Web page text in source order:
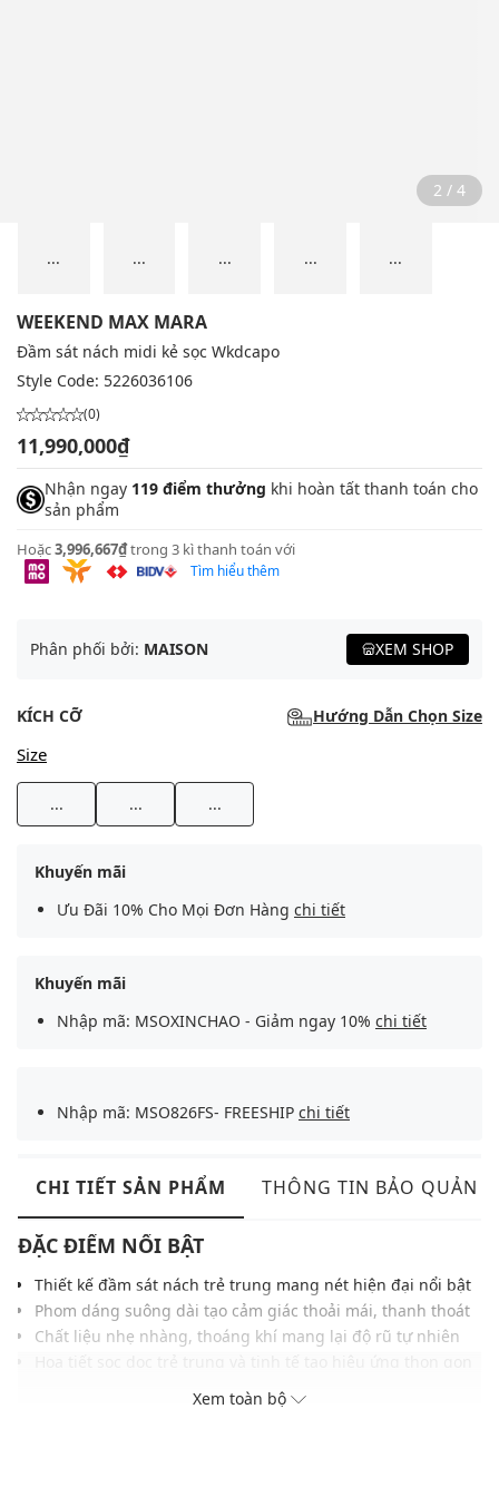
2 / 4
... ... ... ... ...
WEEKEND MAX MARA
Đầm sát nách midi kẻ sọc Wkdcapo
Style Code: 5226036106
(0)
11,990,000₫
Nhận ngay 119 điểm thưởng khi hoàn tất thanh toán cho
sản phẩm
Hoặc3,996,667₫trong 3 kì thanh toán với
Tìm hiểu thêm
Phân phối bởi: MAISON XEM SHOP
KÍCH CỠ Hướng Dẫn Chọn Size
Size
... ... ...
Khuyến mãi
Ưu Đãi 10% Cho Mọi Đơn Hàng chi tiết
Khuyến mãi
Nhập mã: MSOXINCHAO - Giảm ngay 10% chi tiết
Nhập mã: MSO826FS- FREESHIP chi tiết
CHI TIẾT SẢN PHẨM THÔNG TIN BẢO QUẢN
ĐẶC ĐIỂM NỔI BẬT
Thiết kế đầm sát nách trẻ trung mang nét hiện đại nổi bật
Phom dáng suông dài tạo cảm giác thoải mái, thanh thoát
Chất liệu nhẹ nhàng, thoáng khí mang lại độ rũ tự nhiên
Chi tiết xếp bèo tầng nhẹ tăng độ mềm mại uyển chuyển
Đường may gọn gàng giúp giữ phom ổn định lâu dài hơn
Xem toàn bộ